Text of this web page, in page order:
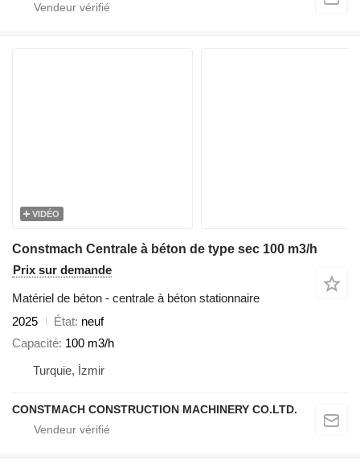
VIDÉO
Constmach Centrale à béton de type sec 100 m3/h
Prix sur demande
Matériel de béton - centrale à béton stationnaire
2025
État neuf
Capacité 100 m3/h
Turquie, İzmir
CONSTMACH CONSTRUCTION MACHINERY CO.LTD.